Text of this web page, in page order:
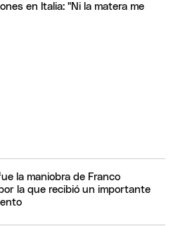
en Italia: "Ni la matera me
la maniobra de Franco
la que recibió un importante